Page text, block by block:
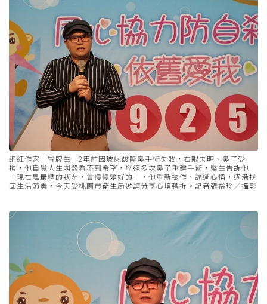
網紅作家「冒牌生」2年前因玻尿酸隆鼻手術失敗，右眼失明、鼻子受
損，他自覺人生崩毀看不到希望，歷經多次鼻子重建手術，醫生告訴他
「現在是最糟的狀況，會慢慢變好的」，他重新振作、調適心情，逐漸找
回生活節奏，今天受桃園市衛生局邀請分享心境轉折。記者張裕珍／攝影